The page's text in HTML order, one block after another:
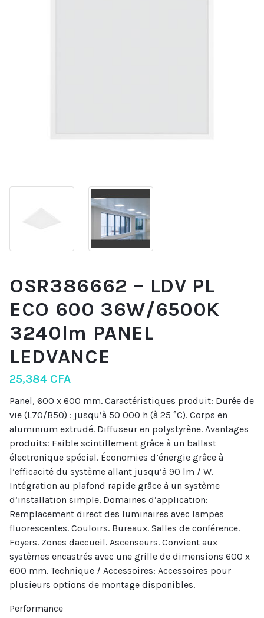
OSR386662 – LDV PL
ECO 600 36W/6500K
3240lm PANEL
LEDVANCE
25,384 CFA
Panel, 600 x 600 mm. Caractéristiques produit: Durée de
vie (L70/B50) : jusqu’à 50 000 h (à 25 °C). Corps en
aluminium extrudé. Diffuseur en polystyrène. Avantages
produits: Faible scintillement grâce à un ballast
électronique spécial. Économies d’énergie grâce à
l’efficacité du système allant jusqu’à 90 lm / W.
Intégration au plafond rapide grâce à un système
d’installation simple. Domaines d’application:
Remplacement direct des luminaires avec lampes
fluorescentes. Couloirs. Bureaux. Salles de conférence.
Foyers. Zones daccueil. Ascenseurs. Convient aux
systèmes encastrés avec une grille de dimensions 600 x
600 mm. Technique / Accessoires: Accessoires pour
plusieurs options de montage disponibles.
Performance